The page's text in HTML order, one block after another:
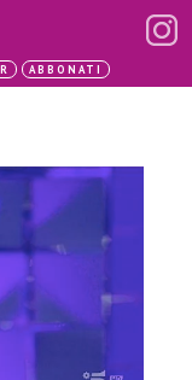
ABBONATI